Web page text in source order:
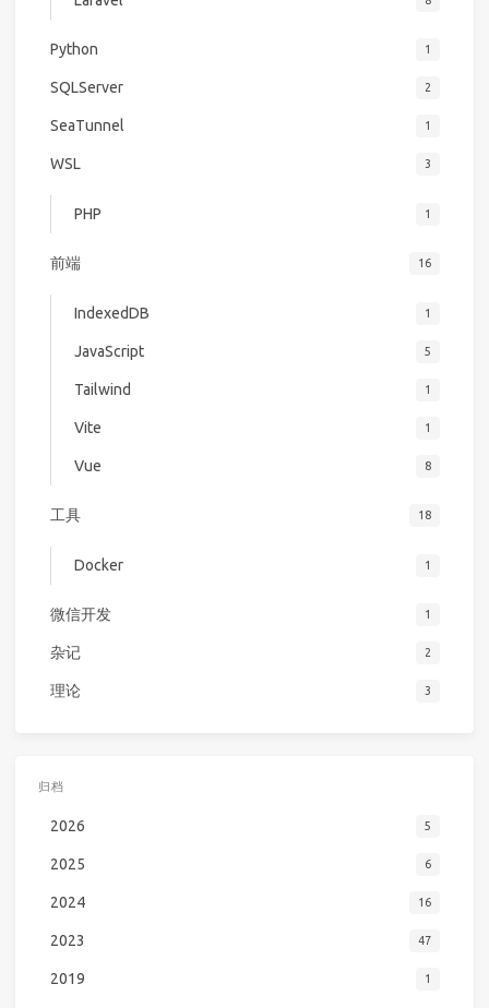
Python 1
SQLServer 2
SeaTunnel 1
WSL 3
PHP 1
前端 16
IndexedDB 1
JavaScript 5
Tailwind 1
Vite 1
Vue 8
工具 18
Docker 1
微信开发 1
杂记 2
理论 3
归档
2026 5
2025 6
2024 16
2023 47
2019 1